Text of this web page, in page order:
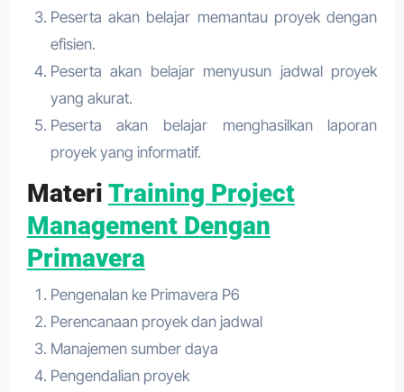
Peserta akan belajar memantau proyek dengan
efisien.
Peserta akan belajar menyusun jadwal proyek
yang akurat.
Peserta akan belajar menghasilkan laporan
proyek yang informatif.
Materi Training Project
Management Dengan
Primavera
Pengenalan ke Primavera P6
Perencanaan proyek dan jadwal
Manajemen sumber daya
Pengendalian proyek